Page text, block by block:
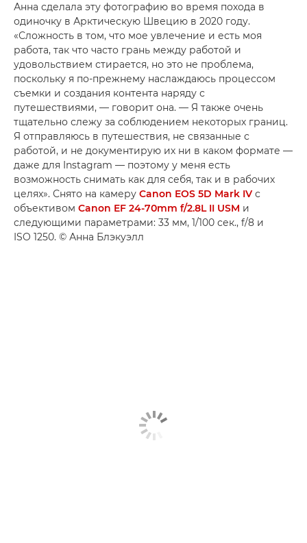
Анна сделала эту фотографию во время похода в
одиночку в Арктическую Швецию в 2020 году.
«Сложность в том, что мое увлечение и есть моя
работа, так что часто грань между работой и
удовольствием стирается, но это не проблема,
поскольку я по-прежнему наслаждаюсь процессом
съемки и создания контента наряду с
путешествиями, — говорит она. — Я также очень
тщательно слежу за соблюдением некоторых границ.
Я отправляюсь в путешествия, не связанные с
работой, и не документирую их ни в каком формате —
даже для Instagram — поэтому у меня есть
возможность снимать как для себя, так и в рабочих
целях». Снято на камеру Canon EOS 5D Mark IV с
объективом Canon EF 24-70mm f/2.8L II USM и
следующими параметрами: 33 мм, 1/100 сек., f/8 и
ISO 1250. © Анна Блэкуэлл